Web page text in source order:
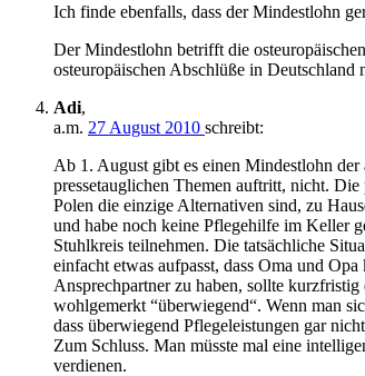
Ich finde ebenfalls, dass der Mindestlohn
Der Mindestlohn betrifft die
osteuropäischen Abschlüße in Deutschland
Adi,
a.m. 27 August 2010 schreibt:
Ab 1. August gibt es einen Mindestlohn
pressetauglichen Themen auftritt, nicht.
Polen die einzige Alternativen sind, zu
und habe noch keine Pflegehilfe im Keller
Stuhlkreis teilnehmen. Die tatsächliche
einfacht etwas aufpasst, dass Oma und
Ansprechpartner zu haben, sollte
wohlgemerkt “überwiegend“. Wenn man
dass überwiegend Pflegeleistungen gar
Zum Schluss. Man müsste mal eine
verdienen.